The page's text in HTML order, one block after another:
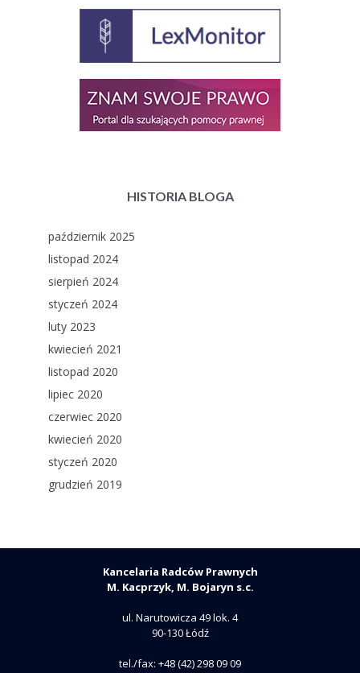
HISTORIA BLOGA
październik 2025
listopad 2024
sierpień 2024
styczeń 2024
luty 2023
kwiecień 2021
listopad 2020
lipiec 2020
czerwiec 2020
kwiecień 2020
styczeń 2020
grudzień 2019
Kancelaria Radców Prawnych
M. Kacprzyk, M. Bojaryn s.c.
ul. Narutowicza 49 lok. 4
90-130 Łódź
tel./fax: +48 (42) 298 09 09